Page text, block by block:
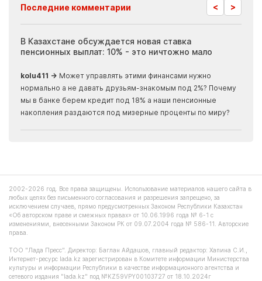
Последние комментарии < >
В Казахстане обсуждается новая ставка
пенсионных выплат: 10% - это ничтожно мало
kolu411 → Может управлять этими финансами нужно
нормально а не давать друзьям-знакомым под 2%? Почему
мы в банке берем кредит под 18% а наши пенсионные
накопления раздаются под мизерные проценты по миру?
2002-2026 год. Все права защищены. Использование материалов нашего сайта в
любых целях без письменного согласования и разрешения запрещено, за
исключением случаев, прямо предусмотренных Законом Республики Казахстан
«Об авторском праве и смежных правах» от 10.06.1996 года № 6-1 с
изменениями, внесенными Законом РК от 09.07.2004 года № 586-11. Авторские
права.
ТОО "Лада Пресс". Директор: Баглан Айдашов, главный редактор: Хапина С.И.,
Интернет-ресурс lada.kz зарегистрирован в Комитете информации Министерства
культуры и информации Республики в качестве информационного агентства и
сетевого издания "lada.kz" под №KZ59VPY00103727 от 18.10.2024г